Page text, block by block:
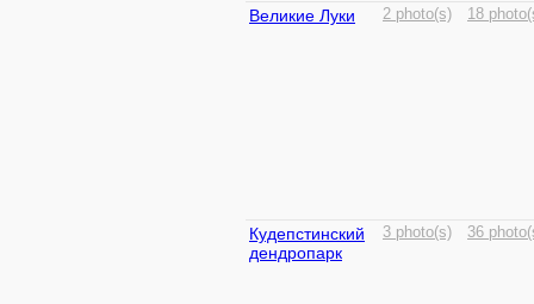
Великие Луки 2 photo(s) 18
Кудепстинский
дендропарк
3 photo(s) 36